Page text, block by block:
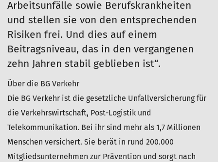
Arbeitsunfälle sowie Berufskrankheiten
und stellen sie von den entsprechenden
Risiken frei. Und dies auf einem
Beitragsniveau, das in den vergangenen
zehn Jahren stabil geblieben ist“.
Über die BG Verkehr
Die BG Verkehr ist die gesetzliche Unfallversicherung für
die Verkehrswirtschaft, Post-Logistik und
Telekommunikation. Bei ihr sind mehr als 1,7 Millionen
Menschen versichert. Sie berät in rund 200.000
Mitgliedsunternehmen zur Prävention und sorgt nach